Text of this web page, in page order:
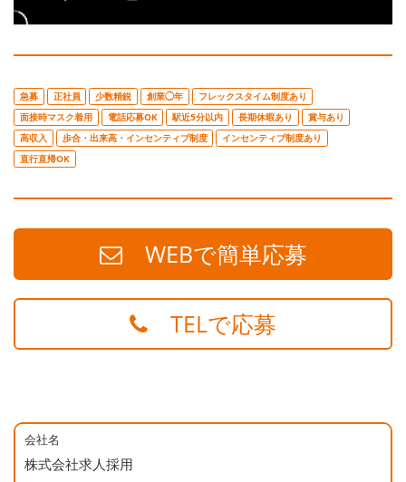
急募 正社員 少数精鋭 創業◯年
フレックスタイム制度あり
面接時マスク着用
電話応募OK 駅近5分以内 長期休暇あり
賞与あり
高収入
歩合・出来高・インセンティブ制度
インセンティブ制度あり
直行直帰OK
WEBで簡単応募
TELで応募
会社名
株式会社求人採用